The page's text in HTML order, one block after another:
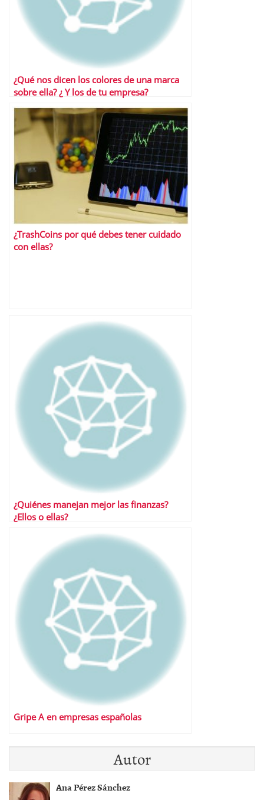
¿Qué nos dicen los colores de una marca
sobre ella? ¿ Y los de tu empresa?
¿TrashCoins por qué debes tener cuidado
con ellas?
¿Quiénes manejan mejor las finanzas?
¿Ellos o ellas?
Gripe A en empresas españolas
Autor
Ana Pérez Sánchez